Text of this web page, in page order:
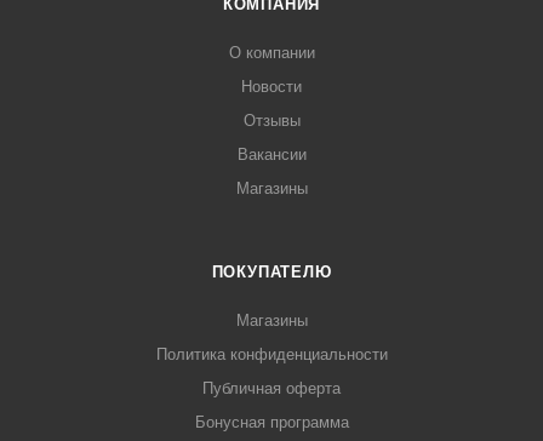
КОМПАНИЯ
О компании
Новости
Отзывы
Вакансии
Магазины
ПОКУПАТЕЛЮ
Магазины
Политика конфиденциальности
Публичная оферта
Бонусная программа